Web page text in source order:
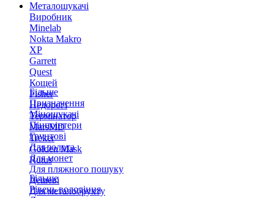
Металошукачі
Виробник
Minelab
Nokta Makro
XP
Garrett
Quest
Кощей
Fisher
Недорогі
Термінатор
MarsMD
Treker
Golden Mask
Rutus
Більше
Призначення
Міношукачі
Пінпоінтери
Грунтові
Для золота
Для монет
Для пляжного пошуку
Дешеві
Для металобрухту
Більше
Рівень володіння